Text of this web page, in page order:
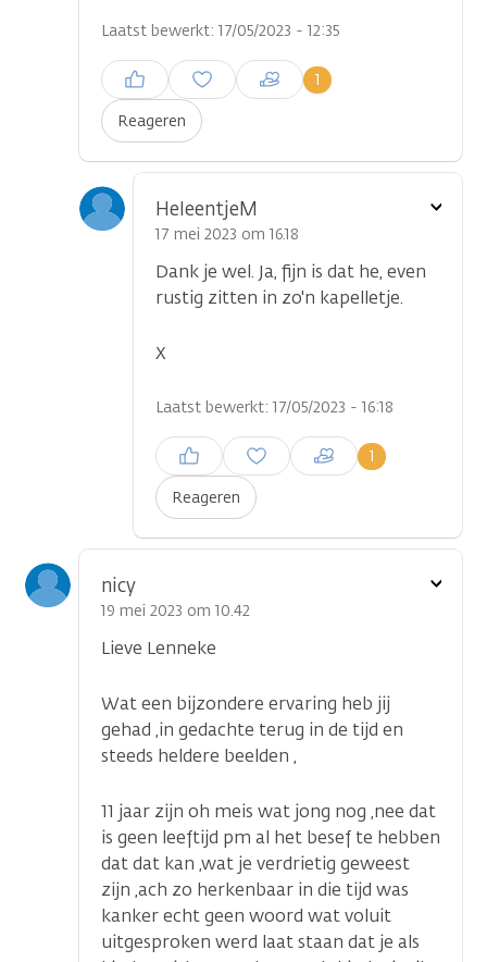
Laatst bewerkt: 17/05/2023 - 12:35
Reageren
1
Inloggen om een reactie te
plaatsen
HeleentjeM
17 mei 2023 om 16.18
Dank je wel. Ja, fijn is dat he, even
rustig zitten in zo'n kapelletje.
X
Laatst bewerkt: 17/05/2023 - 16:18
Reageren
1
Inloggen om een reactie te
plaatsen
Toon
nicy
19 mei 2023 om 10.42
Lieve Lenneke
Wat een bijzondere ervaring heb jij
gehad ,in gedachte terug in de tijd en
steeds heldere beelden ,
11 jaar zijn oh meis wat jong nog ,nee dat
is geen leeftijd pm al het besef te hebben
dat dat kan ,wat je verdrietig geweest
zijn ,ach zo herkenbaar in die tijd was
kanker echt geen woord wat voluit
uitgesproken werd laat staan dat je als
Toon